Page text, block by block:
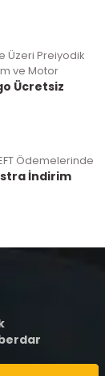
Üzeri Preiyodik
ve Motor
Ücretsiz
Ödemelerinde
İndirim